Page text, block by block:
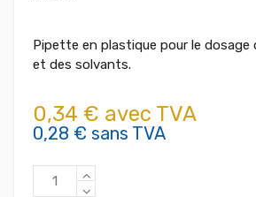
Pipette en plastique pour le dosage
et des solvants.
0,34 € avec TVA
0,28 € sans TVA